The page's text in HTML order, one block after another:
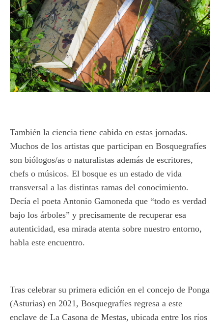
También la ciencia tiene cabida en estas jornadas.
Muchos de los artistas que participan en Bosquegrafíes
son biólogos/as o naturalistas además de escritores,
chefs o músicos. El bosque es un estado de vida
transversal a las distintas ramas del conocimiento.
Decía el poeta Antonio Gamoneda que “todo es verdad
bajo los árboles” y precisamente de recuperar esa
autenticidad, esa mirada atenta sobre nuestro entorno,
habla este encuentro.
Tras celebrar su primera edición en el concejo de Ponga
(Asturias) en 2021, Bosquegrafíes regresa a este
enclave de La Casona de Mestas, ubicada entre los ríos